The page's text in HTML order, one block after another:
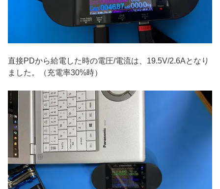
直接PDから給電した時の電圧/電流は、19.5V/2.6Aとなり
ました。（充電率30%時）